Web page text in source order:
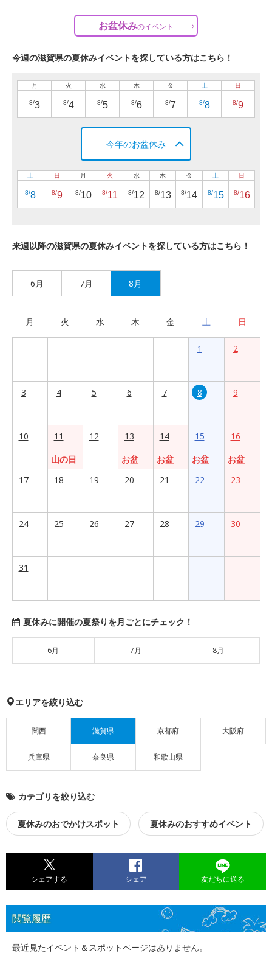
お盆休みのイベント
今週の滋賀県の夏休みイベントを探している方はこちら！
月
8/3
火
8/4
水
8/5
木
8/6
金
8/7
土
8/8
日
8/9
今年のお盆休み
土
8/8
日
8/9
月
8/10
火
8/11
水
8/12
木
8/13
金
8/14
土
8/15
日
8/16
来週以降の滋賀県の夏休みイベントを探している方はこちら！
6月 7月 8月
月 火 水 木 金 土 日
1 2
3 4 5 6 7 8 9
10
11
山の日
12
13
お盆
14
お盆
15
お盆
16
お盆
17
18 19 20 21 22 23
24 25 26 27 28 29 30
31
夏休みに開催の夏祭りを月ごとにチェック！
6月 7月 8月
エリアを絞り込む
関西 滋賀県 京都府 大阪府
兵庫県 奈良県 和歌山県
カテゴリを絞り込む
夏休みのおでかけスポット 夏休みのおすすめイベント
シェアする シェア 友だちに送る
閲覧履歴
最近見たイベント＆スポットページはありません。